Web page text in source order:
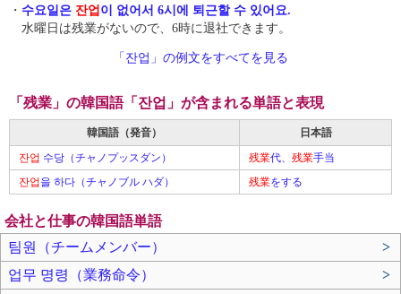
・ 수요일은 잔업 이 없어서 6시에 퇴근할 수 있어요.
水曜日は残業がないので、6時に退社できます。
「잔업」の例文をすべてを見る
「残業」の韓国語「잔업」が含まれる単語と表現
韓国語（発音）
日本語
잔업 수당（チャノプッスダン） 残業代、 残業手当
잔업 을 하다（チャノブル ハダ） 残業をする
会社と仕事の韓国語単語
팀원（チームメンバー）
>
업무 명령（業務命令）
>